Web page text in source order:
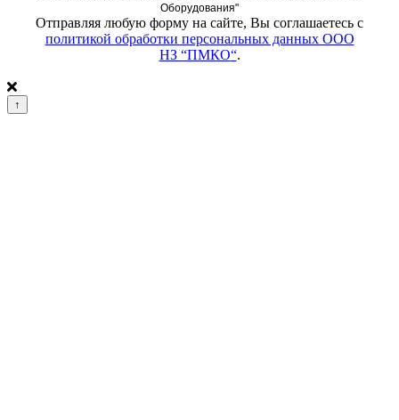
Оборудования"
Отправляя любую форму на сайте, Вы соглашаетесь с
политикой обработки персональных данных ООО
НЗ “ПМКО“.
↑